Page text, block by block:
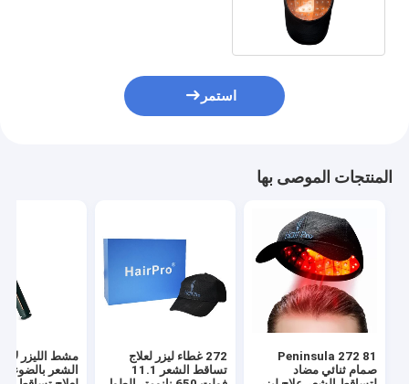
استمر
المنتجات الموصى بها
Peninsula 272 81
صمام ثنائي مضاد
272 غطاء ليزر لعلاج
تساقط الشعر 11.1
مشط الليزر
الشعر بالضوء